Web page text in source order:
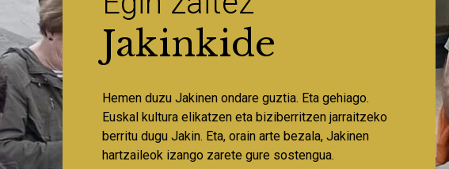
Jakinkide
Hemen duzu Jakinen ondare guztia. Eta gehiago.
Euskal kultura elikatzen eta biziberritzen jarraitzeko
berritu dugu Jakin. Eta, orain arte bezala, Jakinen
hartzaileok izango zarete gure sostengua.